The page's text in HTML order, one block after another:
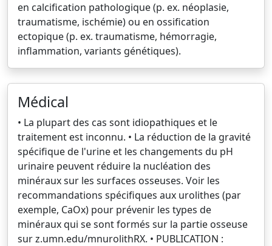
en calcification pathologique (p. ex. néoplasie,
traumatisme, ischémie) ou en ossification
ectopique (p. ex. traumatisme, hémorragie,
inflammation, variants génétiques).
Médical
• La plupart des cas sont idiopathiques et le
traitement est inconnu. • La réduction de la gravité
spécifique de l'urine et les changements du pH
urinaire peuvent réduire la nucléation des
minéraux sur les surfaces osseuses. Voir les
recommandations spécifiques aux urolithes (par
exemple, CaOx) pour prévenir les types de
minéraux qui se sont formés sur la partie osseuse
sur z.umn.edu/mnurolithRX. • PUBLICATION :